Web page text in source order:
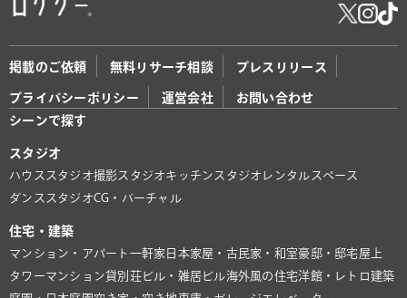
掲載のご依頼 無料リサーチ相談 プレスリリース
プライバシーポリシー 運営会社
お問い合わせ
シーンで探す
スタジオ
ハウススタジオ撮影スタジオキッチンスタジオ レンタルスペース
ダンススタジオCG・バーチャル
住宅・建築
マンション・アパート 一軒家 日本家屋・古民家・和室豪邸・邸宅屋上
タワーマンション貸別荘ビル・雑居ビル海外風の住宅洋館・レトロ建築